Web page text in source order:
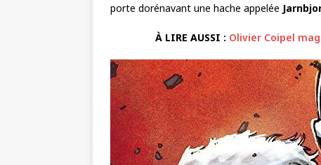
porte dorénavant une hache appelée
À LIRE AUSSI : Olivier Coipel